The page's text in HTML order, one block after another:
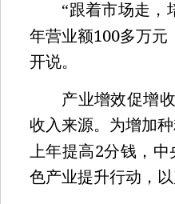
“跟着市场走，培
年营业额100多万元
开说。
产业增效促增收
收入来源。为增加
上年提高2分钱，中
色产业提升行动，